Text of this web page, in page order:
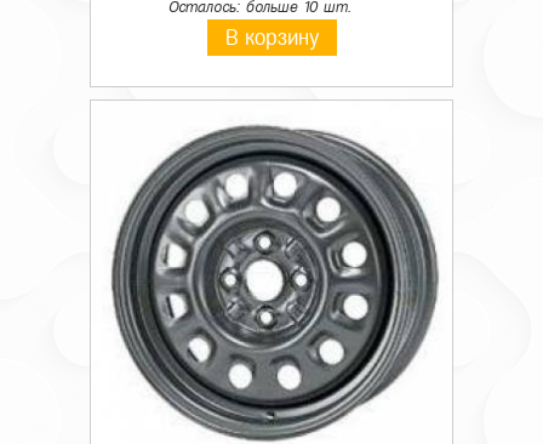
Осталось: больше 10 шт.
В корзину